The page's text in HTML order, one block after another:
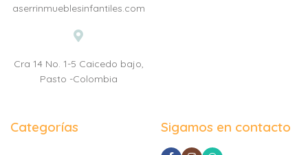
aserrinmueblesinfantiles.com
Cra 14 No. 1-5 Caicedo bajo,
Pasto -Colombia
Categorías Sigamos en contacto